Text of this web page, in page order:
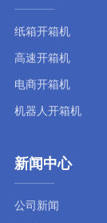
纸箱开箱机
高速开箱机
电商开箱机
机器人开箱机
新闻中心
公司新闻